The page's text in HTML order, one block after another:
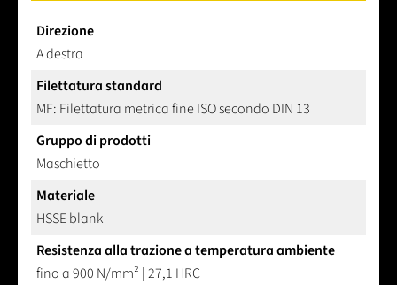
Direzione
A destra
Filettatura standard
MF: Filettatura metrica fine ISO secondo DIN 13
Gruppo di prodotti
Maschietto
Materiale
HSSE blank
Resistenza alla trazione a temperatura ambiente
fino a 900 N/mm² | 27,1 HRC